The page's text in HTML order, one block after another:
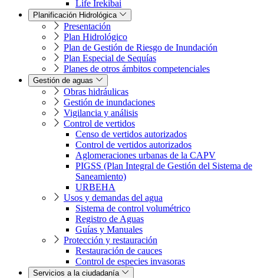
Life Irekibai
Planificación Hidrológica
Presentación
Plan Hidrológico
Plan de Gestión de Riesgo de Inundación
Plan Especial de Sequías
Planes de otros ámbitos competenciales
Gestión de aguas
Obras hidráulicas
Gestión de inundaciones
Vigilancia y análisis
Control de vertidos
Censo de vertidos autorizados
Control de vertidos autorizados
Aglomeraciones urbanas de la CAPV
PIGSS (Plan Integral de Gestión del Sistema de
Saneamiento)
URBEHA
Usos y demandas del agua
Sistema de control volumétrico
Registro de Aguas
Guías y Manuales
Protección y restauración
Restauración de cauces
Control de especies invasoras
Servicios a la ciudadanía